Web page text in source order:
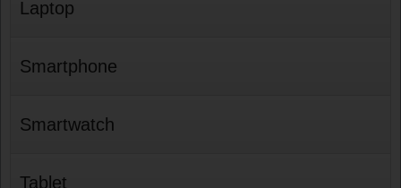
Laptop
Smartphone
Smartwatch
Tablet